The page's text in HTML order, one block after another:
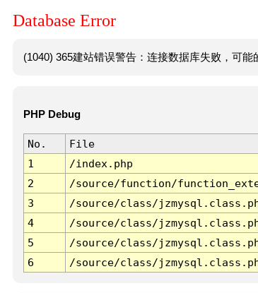
Database Error
(1040) 365建站错误警告：连接数据库失败，可
PHP Debug
No. File
1
/index.php
2
/source/function/
3
/source/class/
4
/source/class/
5
/source/class/
6
/source/class/